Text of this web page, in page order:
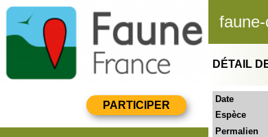
DÉTAIL
Date
Espèce
Permalien